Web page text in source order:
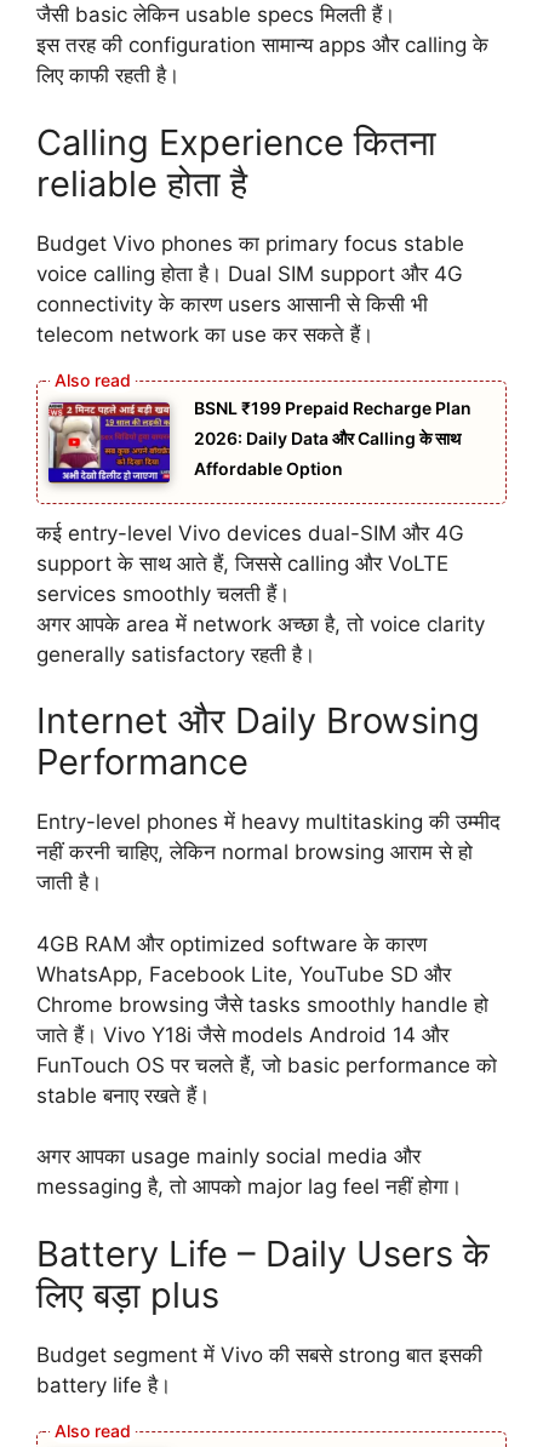
जैसी basic लेकिन usable specs मिलती हैं।
इस तरह की configuration सामान्य apps और calling के
लिए काफी रहती है।
Calling Experience कितना
reliable होता है
Budget Vivo phones का primary focus stable
voice calling होता है। Dual SIM support और 4G
connectivity के कारण users आसानी से किसी भी
telecom network का use कर सकते हैं।
BSNL ₹199 Prepaid Recharge Plan
2026: Daily Data और Calling के साथ
Affordable Option
कई entry-level Vivo devices dual-SIM और 4G
support के साथ आते हैं, जिससे calling और VoLTE
services smoothly चलती हैं।
अगर आपके area में network अच्छा है, तो voice clarity
generally satisfactory रहती है।
Internet और Daily Browsing
Performance
Entry-level phones में heavy multitasking की उम्मीद
नहीं करनी चाहिए, लेकिन normal browsing आराम से हो
जाती है।
4GB RAM और optimized software के कारण
WhatsApp, Facebook Lite, YouTube SD और
Chrome browsing जैसे tasks smoothly handle हो
जाते हैं। Vivo Y18i जैसे models Android 14 और
FunTouch OS पर चलते हैं, जो basic performance को
stable बनाए रखते हैं।
अगर आपका usage mainly social media और
messaging है, तो आपको major lag feel नहीं होगा।
Battery Life – Daily Users के
लिए बड़ा plus
Budget segment में Vivo की सबसे strong बात इसकी
battery life है।